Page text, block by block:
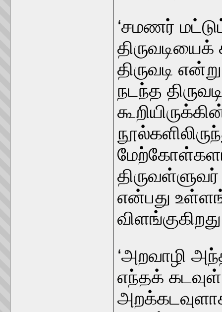
‘சமணர்
திருவடி
நடந்த
என்பது
‘அறவாழி
எந்தக்